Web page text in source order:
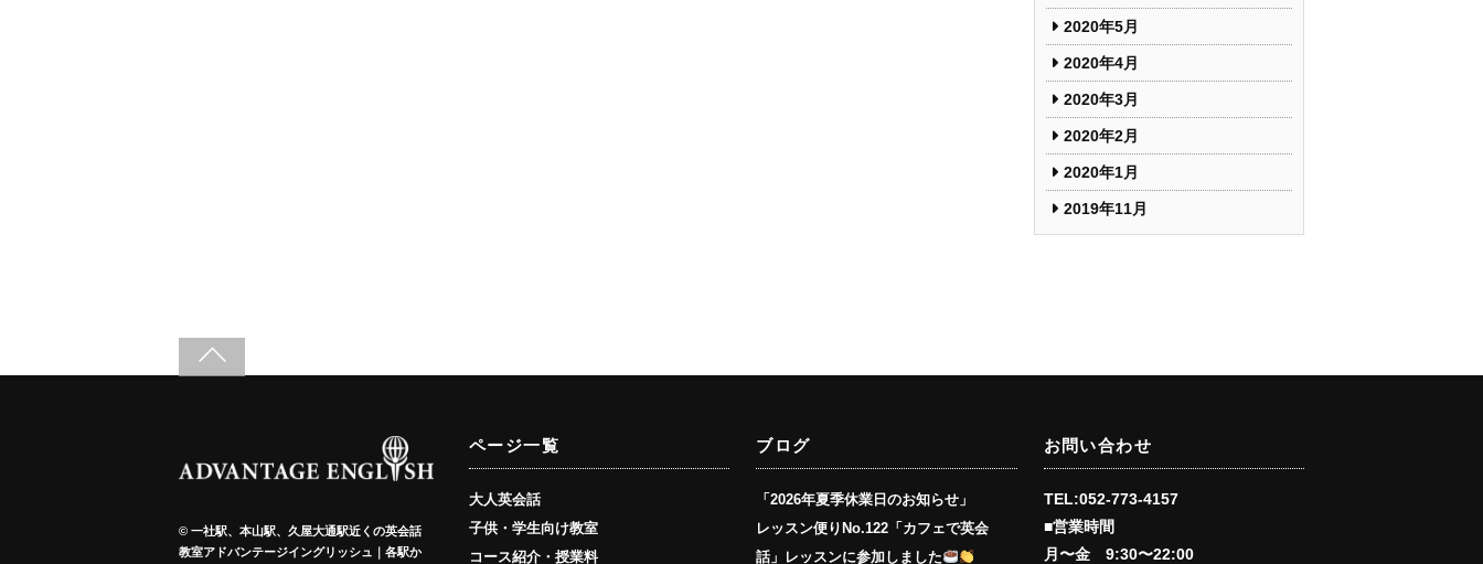
2020年5月
2020年4月
2020年3月
2020年2月
2020年1月
2019年11月
© 一社駅、本山駅、久屋大通駅近くの英会話
教室アドバンテージイングリッシュ｜各駅か
ページ一覧
大人英会話
子供・学生向け教室
コース紹介・授業料
ブログ
「2026年夏季休業日のお知らせ」
レッスン便りNo.122「カフェで英会
話」レッスンに参加しました
お問い合わせ
TEL:052-773-4157
■営業時間
月〜金 9:30〜22:00